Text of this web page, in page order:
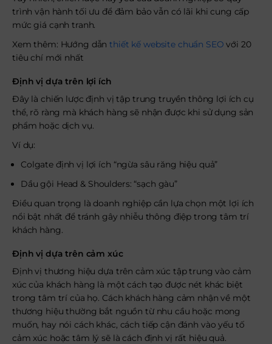
trình vận hành tối ưu để đảm bảo vẫn có lãi khi cung cấp
mức giá cạnh tranh.
Xem thêm: Hướng dẫnthiết kế website chuẩn SEO với 20
tiêu chí mới nhất
Định vị dựa trên lợi ích
Đây là chiến lược định vị tập trung truyền thông lợi ích cụ
thể, rõ ràng mà khách hàng sẽ nhận được khi sử dụng sản
phẩm hoặc dịch vụ.
Ví dụ:
Colgate định vị lợi ích “ngừa sâu răng hiệu quả”
Dầu gội Head & Shoulders: “sạch gàu”
Điều quan trọng là doanh nghiệp cần lựa chọn một lợi ích
nổi bật nhất để tránh gây nhiễu thông điệp trong tâm trí
khách hàng.
Định vị dựa trên cảm xúc
Định vị thương hiệu dựa trên cảm xúc tập trung vào cảm
xúc của khách hàng là một cách tạo được nét khác biệt
trong tâm trí của họ. Cách khách hàng cảm nhận về một
thương hiệu thường bắt nguồn từ nhu cầu hoặc mong
muốn, hay nói cách khác, cách tiếp cận đánh vào yếu tố
cảm xúc hoặc tâm lý sẽ là cách định vị rất hiệu quả.